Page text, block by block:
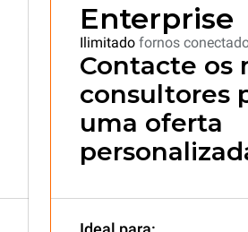
Enterprise
Ilimitado fornos
Contacte os
consultores
uma oferta